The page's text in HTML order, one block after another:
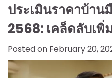
ประเมินราคาบ้าน
2568: เคล็ดลับเพิ่
Posted on February 20,